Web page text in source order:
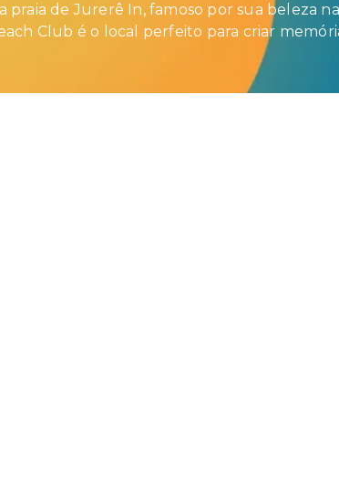
praia de Jurerê In, famoso por sua beleza
Club é o local perfeito para criar